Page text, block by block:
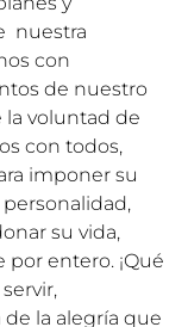
nuestra
con
de nuestro
la voluntad de
con todos,
imponer su
su vida,
por entero. ¡Qué
de la alegría que